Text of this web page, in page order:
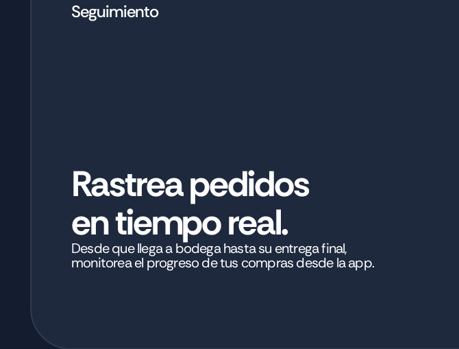
Seguimiento
Rastrea pedidos
en tiempo real.
Desde que llega a bodega hasta su entrega final,
monitorea el progreso de tus compras desde la app.